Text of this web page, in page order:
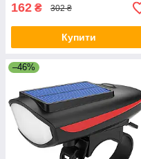
162 ₴ 302 ₴
Купити
–46%